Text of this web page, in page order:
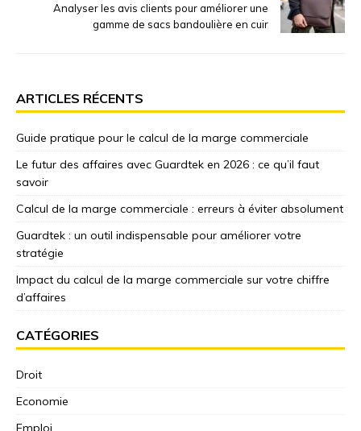
Analyser les avis clients pour améliorer une
gamme de sacs bandoulière en cuir
ARTICLES RÉCENTS
Guide pratique pour le calcul de la marge commerciale
Le futur des affaires avec Guardtek en 2026 : ce qu’il faut
savoir
Calcul de la marge commerciale : erreurs à éviter absolument
Guardtek : un outil indispensable pour améliorer votre
stratégie
Impact du calcul de la marge commerciale sur votre chiffre
d’affaires
CATÉGORIES
Droit
Economie
Emploi